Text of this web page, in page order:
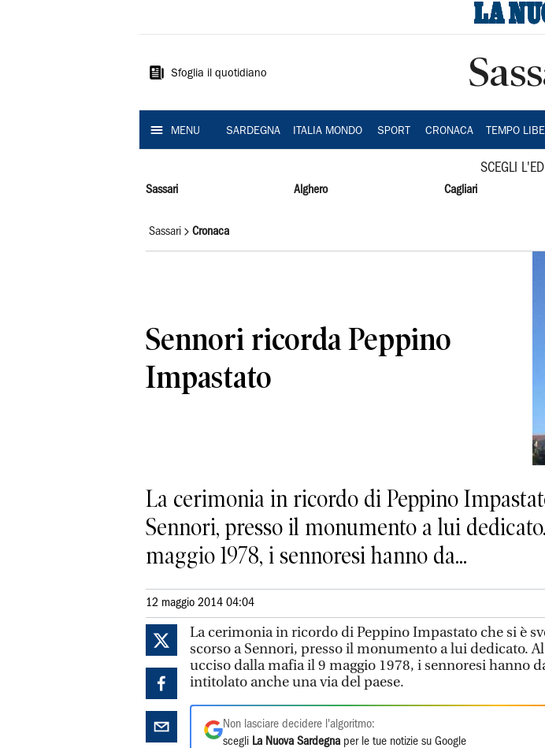
Sardegna
Sfoglia il quotidiano
MENU SARDEGNA ITALIA MONDO SPORT CRONACA TEMPO
SCEGLI
Sassari Alghero Cagliari
Sassari Cronaca
Sennori ricorda Peppino
Impastato
La cerimonia in ricordo di Peppino
Sennori, presso il monumento a lui
maggio 1978, i sennoresi hanno da...
12 maggio 2014 04:04
La cerimonia in ricordo di Peppino Impastato che si è
scorso a Sennori, presso il monumento a lui dedicato.
ucciso dalla mafia il 9 maggio 1978, i sennoresi hanno
intitolato anche una via del paese.
Non lasciare decidere l'algoritmo:
scegli La Nuova Sardegna per le tue notizie su Google